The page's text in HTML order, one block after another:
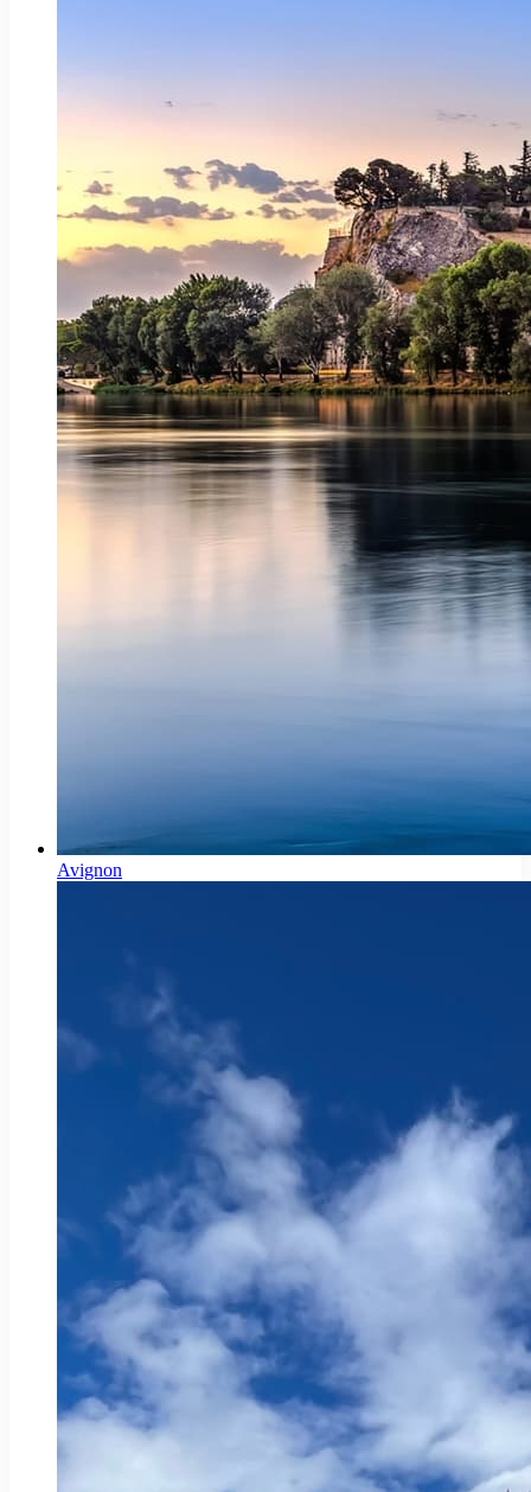
Avignon